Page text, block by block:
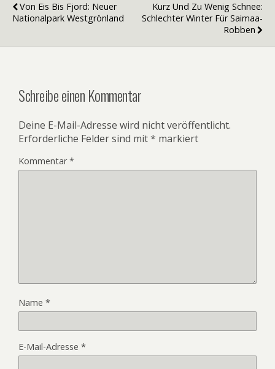
Von Eis Bis Fjord: Neuer
Nationalpark Westgrönland
Kurz Und Zu Wenig Schnee:
Schlechter Winter Für Saimaa-
Robben
Schreibe einen Kommentar
Deine E-Mail-Adresse wird nicht veröffentlicht.
Erforderliche Felder sind mit* markiert
Kommentar*
Name *
E-Mail-Adresse *